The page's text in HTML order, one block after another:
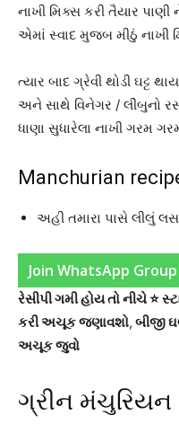
નાખી મિક્સ કરી તૈયાર
એમાં સ્વાદ મુજબ મીઠું નાખી
ત્યાર બાદ ગ્રેવી થોડી ઘટ્ટ
અને સાથે વિનેગર / લીંબુનો
ધાણા સુધારેલા નાખી ગરમ
Manchurian
અહી તમારા પાસે લીલું
Join WhatsApp
રેસીપી ગમી હોય તો નીચે ⭐
કરી અચૂક જણાવશો, બીજી
અચૂક જુવો
ગ્રીન મંચુરિયન